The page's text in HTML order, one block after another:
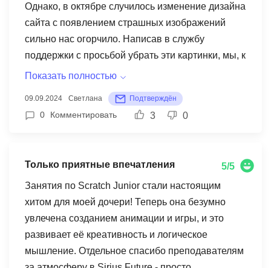
Однако, в октябре случилось изменение дизайна
сайта с появлением страшных изображений
сильно нас огорчило. Написав в службу
поддержки с просьбой убрать эти картинки, мы, к
сожалению, не получили никакого ответа. Не
могут быть уместны на детской образовательной
платформе? Хэллоуин - это религиозный
темноты и ему везде мерещатся привидения. Я
считаю, что образовательный ресурс должен
быть нейтральным и не навязывать какие-либо
религиозные взгляды. Мы пришли учиться, а не
пугаться
Показать полностью
09.09.2024 Светлана Подтверждён
0 Комментировать 3 0
Только приятные впечатления
5/5
Занятия по Scratch Junior стали настоящим
хитом для моей дочери! Теперь она безумно
увлечена созданием анимации и игры, и это
развивает её креативность и логическое
мышление. Отдельное спасибо преподавателям